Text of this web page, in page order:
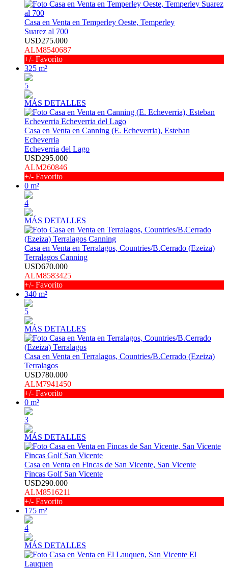
Casa en Venta en Temperley Oeste, Temperley
Suarez al 700
USD275.000
ALM8540687
+/- Favorito
325 m²
5
MÁS DETALLES
Casa en Venta en Canning (E. Echeverria), Esteban
Echeverria
Echeverria del Lago
USD295.000
ALM260846
+/- Favorito
0 m²
4
MÁS DETALLES
Casa en Venta en Terralagos, Countries/B.Cerrado (Ezeiza)
Terralagos Canning
USD670.000
ALM8583425
+/- Favorito
340 m²
5
MÁS DETALLES
Casa en Venta en Terralagos, Countries/B.Cerrado (Ezeiza)
Terralagos
USD780.000
ALM7941450
+/- Favorito
0 m²
3
MÁS DETALLES
Casa en Venta en Fincas de San Vicente, San Vicente
Fincas Golf San Vicente
USD290.000
ALM8516211
+/- Favorito
175 m²
4
MÁS DETALLES